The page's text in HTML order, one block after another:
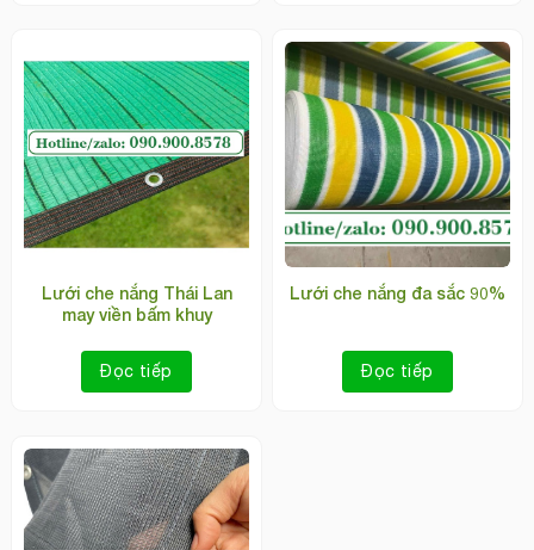
Lưới che nắng Thái Lan
may viền bấm khuy
Đọc tiếp
Lưới che nắng đa sắc 90%
Đọc tiếp